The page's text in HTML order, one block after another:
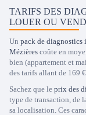
TARIFS DES
LOUER OU
Un pack de
Mézières coûte en
bien (appartement et
des tarifs allant de 169
Sachez que le prix des
type de transaction, de
sa localisation. Ces